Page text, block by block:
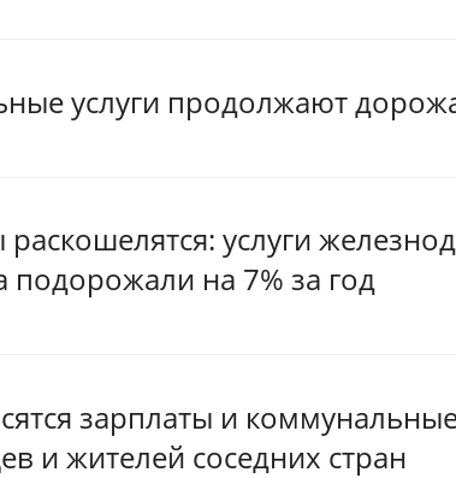
услуги продолжают
услуги
подорожали на 7% за год
зарплаты и
и жителей соседних стран